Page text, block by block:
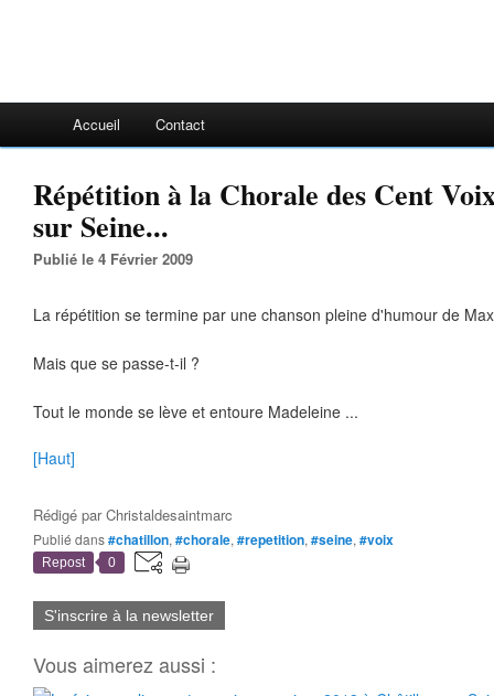
Accueil Contact
Répétition à la Chorale des Cent
sur Seine...
Publié le 4 Février 2009
La répétition se termine par une chanson pleine d'humour de
Mais que se passe-t-il ?
Tout le monde se lève et entoure Madeleine ...
[Haut]
Rédigé parChristaldesaintmarc
Publié dans#chatillon, #chorale, #repetition, #seine, #voix
Repost 0
S'inscrire à la newsletter
Vous aimerez aussi :